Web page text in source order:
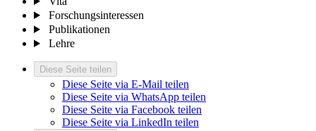
Forschungsinteressen
Publikationen
Lehre
Diese Seite teilen
Diese Seite via E-Mail teilen
Diese Seite via WhatsApp teilen
Diese Seite via Facebook teilen
Diese Seite via LinkedIn teilen